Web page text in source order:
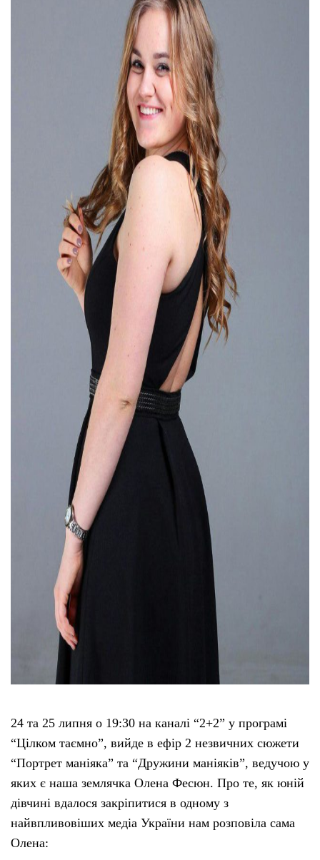
24 та 25 липня о 19:30 на каналі “2+2” у програмі
“Цілком таємно”, вийде в ефір 2 незвичних сюжети
“Портрет маніяка” та “Дружини маніяків”, ведучою у
яких є наша землячка Олена Фесюн. Про те, як юній
дівчині вдалося закріпитися в одному з
найвпливовіших медіа України нам розповіла сама
Олена: